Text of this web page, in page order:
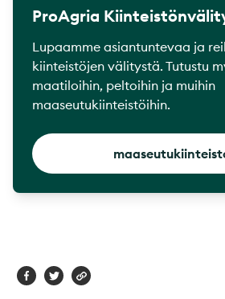
ProAgria
Lupaamme asiantuntevaa ja
kiinteistöjen välitystä. Tutustu
maatiloihin, peltoihin ja muihin
maaseutukiinteistöihin.